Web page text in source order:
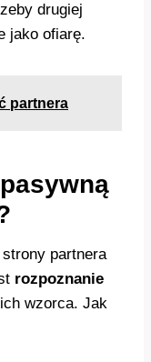
drugiej
jako ofiarę.
partnera
partnera
rozpoznanie
wzorca. Jak